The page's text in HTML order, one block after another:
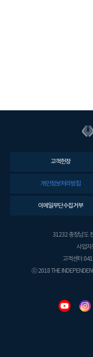
고객헌장
개인정보처리방침
이메일무단수집거부
31232 충청남도
사업자
고객센터
ⓒ 2018 THE